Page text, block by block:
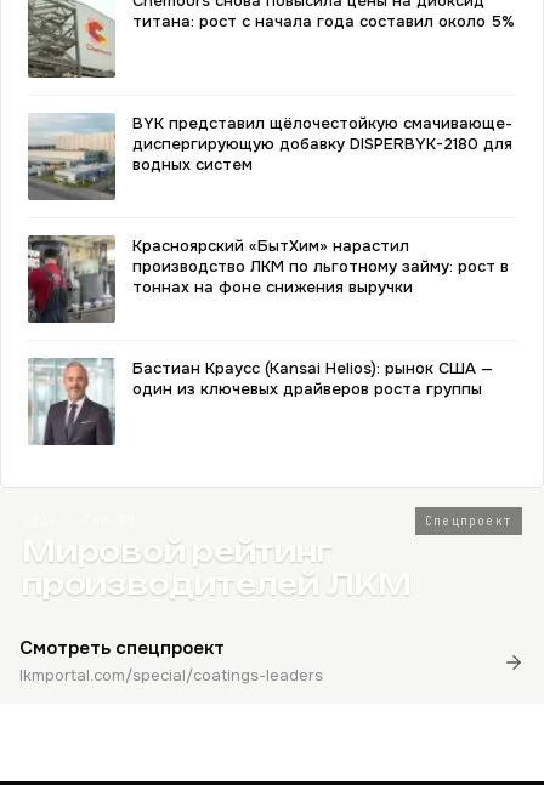
титана: рост с начала года составил около 5%
BYK представил щёлочестойкую смачивающе-
диспергирующую добавку DISPERBYK-2180 для
водных систем
Красноярский «БытХим» нарастил
производство ЛКМ по льготному займу: рост в
тоннах на фоне снижения выручки
Бастиан Краусс (Kansai Helios): рынок США —
один из ключевых драйверов роста группы
Спецпроект
Мировой рейтинг
производителей ЛКМ
Смотреть спецпроект
lkmportal.com/special/coatings-leaders